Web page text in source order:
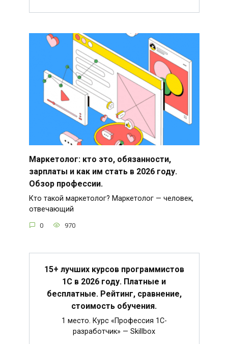
Маркетолог: кто это, обязанности,
зарплаты и как им стать в 2026 году.
Обзор профессии.
Кто такой маркетолог? Маркетолог — человек,
отвечающий
0 970
15+ лучших курсов программистов
1С в 2026 году. Платные и
бесплатные. Рейтинг, сравнение,
стоимость обучения.
1 место. Курс «Профессия 1C-
разработчик» — Skillbox